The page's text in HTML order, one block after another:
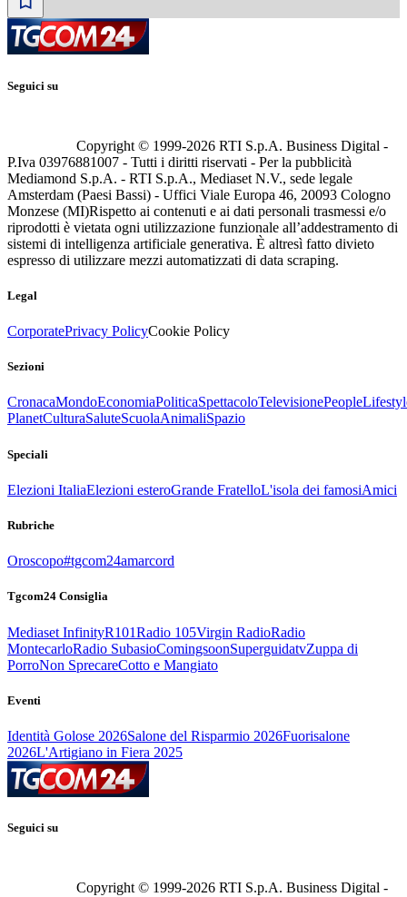
Seguici su
Copyright © 1999-2026 RTI S.p.A. Business Digital -
P.Iva 03976881007 - Tutti i diritti riservati - Per la pubblicità
Mediamond S.p.A. - RTI S.p.A., Mediaset N.V., sede legale
Amsterdam (Paesi Bassi) - Uffici Viale Europa 46, 20093 Cologno
Monzese (MI)Rispetto ai contenuti e ai dati personali trasmessi e/o
riprodotti è vietata ogni utilizzazione funzionale all’addestramento di
sistemi di intelligenza artificiale generativa. È altresì fatto divieto
espresso di utilizzare mezzi automatizzati di data scraping.
Legal
CorporatePrivacy PolicyCookie Policy
Sezioni
CronacaMondoEconomiaPoliticaSpettacoloTelevisionePeople
PlanetCulturaSaluteScuolaAnimaliSpazio
Speciali
Elezioni ItaliaElezioni esteroGrande FratelloL'isola dei famosiAmici
Rubriche
Oroscopo#tgcom24amarcord
Tgcom24 Consiglia
Mediaset InfinityR101Radio 105Virgin RadioRadio
MontecarloRadio SubasioComingsoonSuperguidatvZuppa di
PorroNon SprecareCotto e Mangiato
Eventi
Identità Golose 2026Salone del Risparmio 2026Fuorisalone
2026L'Artigiano in Fiera 2025
Seguici su
Copyright © 1999-2026 RTI S.p.A. Business Digital -